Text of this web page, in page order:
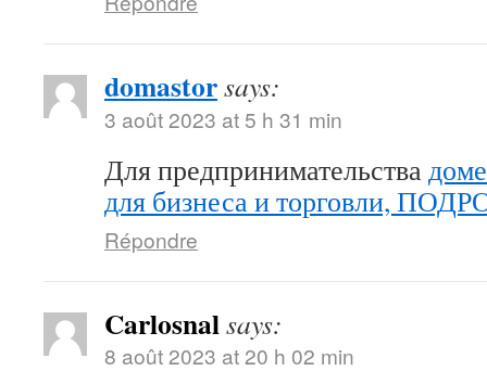
domastorsays:
3 août 2023 at 5 h 31 min
Для предпринимательства
для бизнеса и торговли,
Répondre
Carlosnalsays:
8 août 2023 at 20 h 02 min